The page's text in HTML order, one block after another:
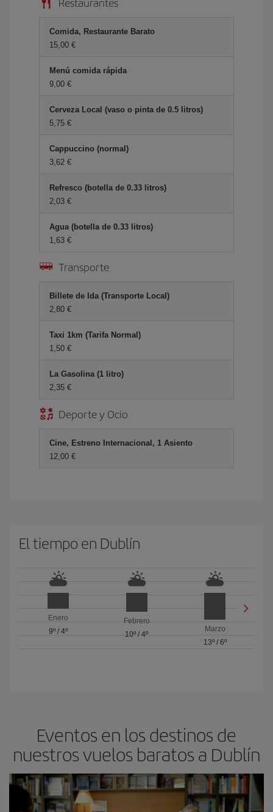
Comida, Restaurante Barato
15,00 €
Menú comida rápida
9,00 €
Cerveza Local (vaso o pinta de 0.5 litros)
5,75 €
Cappuccino (normal)
3,62 €
Refresco (botella de 0.33 litros)
2,03 €
Agua (botella de 0.33 litros)
1,63 €
Transporte
Billete de Ida (Transporte Local)
2,80 €
Taxi 1km (Tarifa Normal)
1,50 €
La Gasolina (1 litro)
2,35 €
Deporte y Ocio
Cine, Estreno Internacional, 1 Asiento
12,00 €
El tiempo en Dublín
Enero
9º/ 4º
Febrero
10º / 4º
Marzo
13º/ 6º
Eventos en los destinos de
nuestros vuelos baratos a Dublín